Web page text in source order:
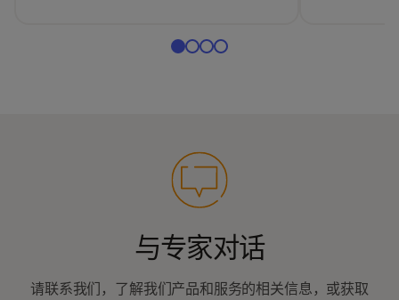
与专家对话
请联系我们，了解我们产品和服务的相关信息，或获取